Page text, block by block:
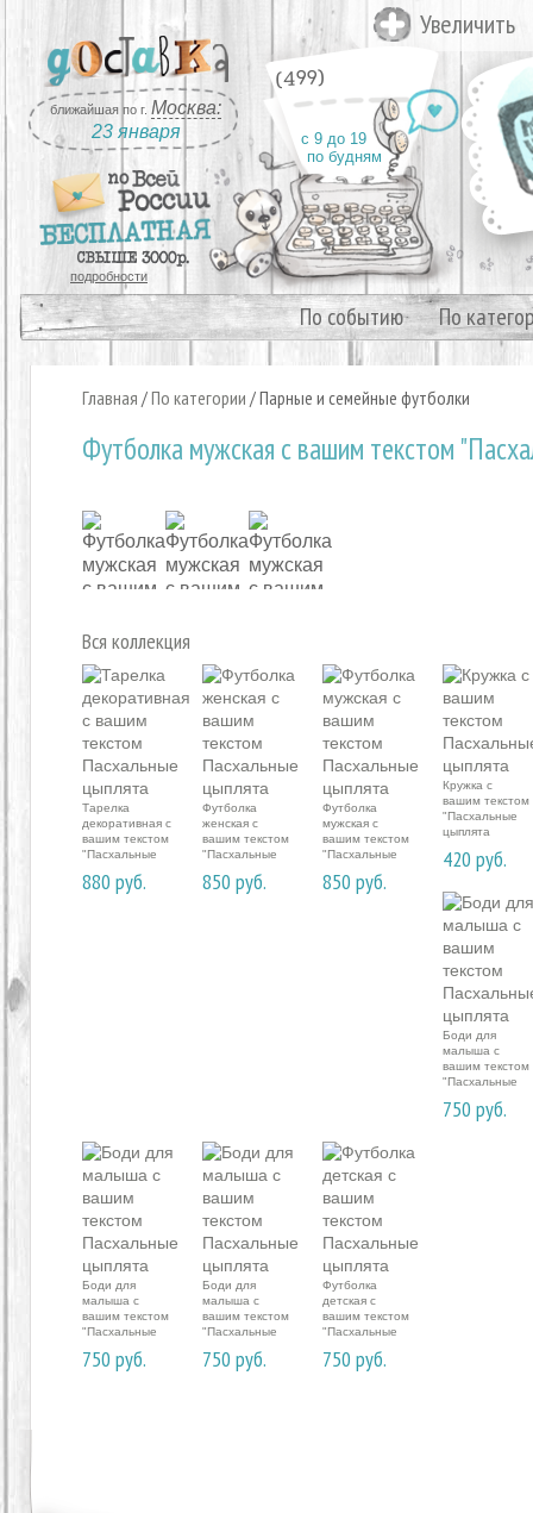
ближайшая по г. Москва:
23 января
подробности
(499)
с 9 до 19
по будням
По событию По
Главная /По категории /Парные и семейные футболки
Футболка мужская с вашим текстом
Увеличить
Вся коллекция
Тарелка
декоративная с
вашим текстом
"Пасхальные
880 руб.
Футболка
женская с
вашим текстом
"Пасхальные
850 руб.
Футболка
мужская с
вашим текстом
"Пасхальные
850 руб.
Кружка с
вашим текстом
"Пасхальные
цыплята
420 руб.
Боди для
малыша с
вашим текстом
"Пасхальные
750 руб.
Боди для
малыша с
вашим текстом
"Пасхальные
750 руб.
Боди для
малыша с
вашим текстом
"Пасхальные
750 руб.
Футболка
детская с
вашим текстом
"Пасхальные
750 руб.